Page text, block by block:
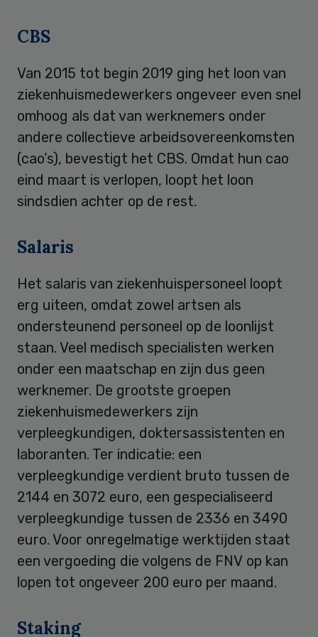
CBS
Van 2015 tot begin 2019 ging het loon van
ziekenhuismedewerkers ongeveer even snel
omhoog als dat van werknemers onder
andere collectieve arbeidsovereenkomsten
(cao’s), bevestigt het CBS. Omdat hun cao
eind maart is verlopen, loopt het loon
sindsdien achter op de rest.
Salaris
Het salaris van ziekenhuispersoneel loopt
erg uiteen, omdat zowel artsen als
ondersteunend personeel op de loonlijst
staan. Veel medisch specialisten werken
onder een maatschap en zijn dus geen
werknemer. De grootste groepen
ziekenhuismedewerkers zijn
verpleegkundigen, doktersassistenten en
laboranten. Ter indicatie: een
verpleegkundige verdient bruto tussen de
2144 en 3072 euro, een gespecialiseerd
verpleegkundige tussen de 2336 en 3490
euro. Voor onregelmatige werktijden staat
een vergoeding die volgens de FNV op kan
lopen tot ongeveer 200 euro per maand.
Staking